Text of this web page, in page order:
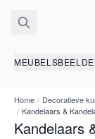
MEUBELS
Home / Decoratieve
/ Kandelaars &
Kandelaars